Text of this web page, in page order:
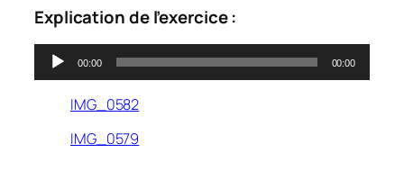
Explication de l’exercice :
Lecteur
audio
00:00 00:00
IMG_0582
IMG_0579